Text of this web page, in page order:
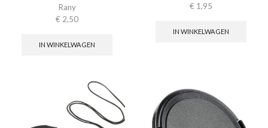
Rany
€ 2,50
IN WINKELWAGEN
€ 1,95
IN WINKELWAGEN